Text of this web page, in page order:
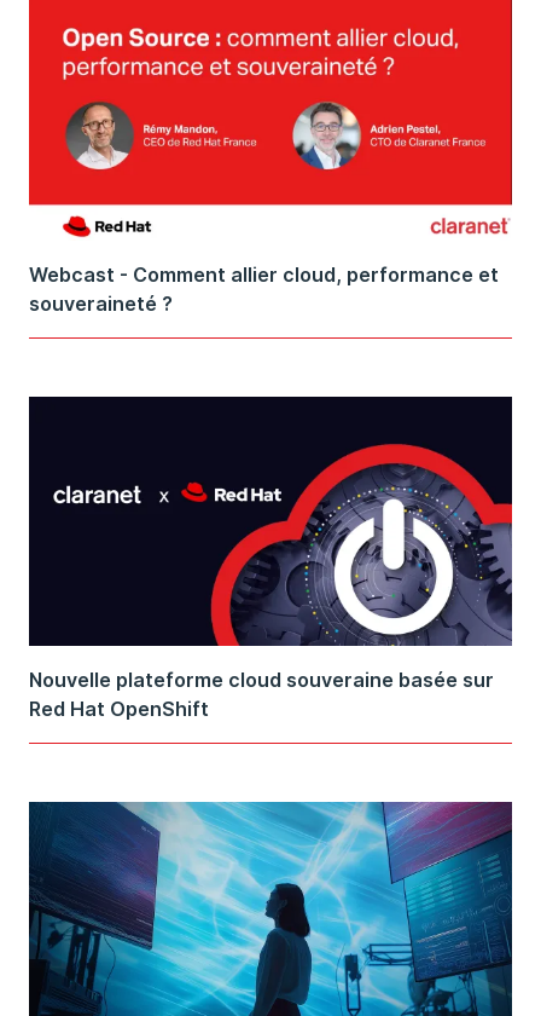
Webcast - Comment allier cloud, performance et
souveraineté ?
Nouvelle plateforme cloud souveraine basée sur
Red Hat OpenShift